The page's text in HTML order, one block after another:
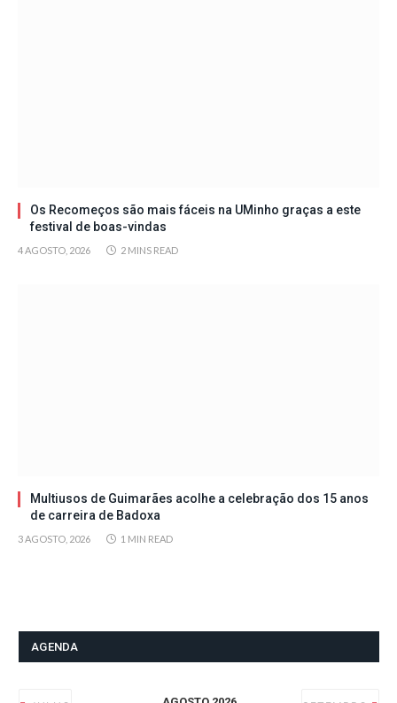
Os Recomeços são mais fáceis na UMinho graças a este
festival de boas-vindas
4 AGOSTO, 2026 2 MINS READ
Multiusos de Guimarães acolhe a celebração dos 15 anos
de carreira de Badoxa
3 AGOSTO, 2026 1 MIN READ
AGENDA